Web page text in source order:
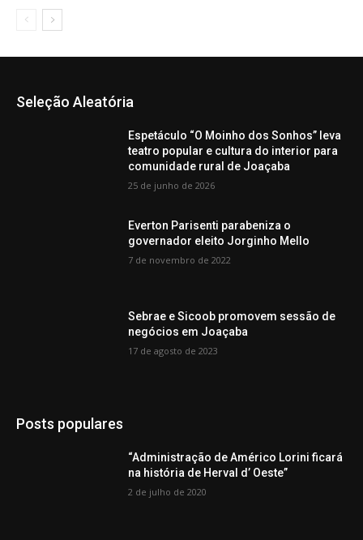
Seleção Aleatória
Espetáculo “O Moinho dos Sonhos” leva
teatro popular e cultura do interior para
comunidade rural de Joaçaba
25 de junho de 2026
Everton Parisenti parabeniza o
governador eleito Jorginho Mello
7 de novembro de 2022
Sebrae e Sicoob promovem sessão de
negócios em Joaçaba
17 de agosto de 2023
Posts populares
“Administração de Américo Lorini ficará
na história de Herval d’ Oeste”
2 de julho de 2020